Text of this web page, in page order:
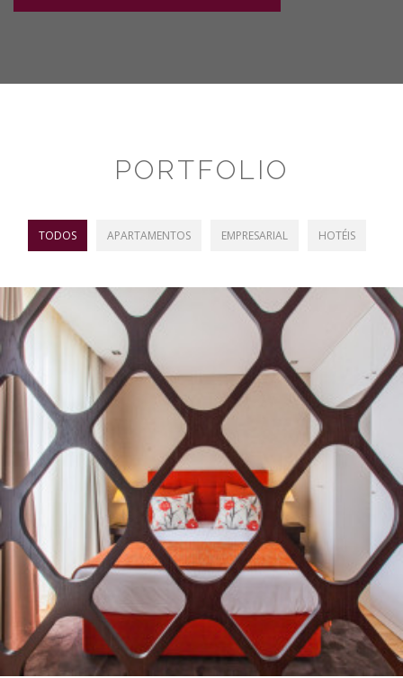
PORTFOLIO
TODOS APARTAMENTOS EMPRESARIAL HOTÉIS
Casas do Porto – Ribeira Apartments